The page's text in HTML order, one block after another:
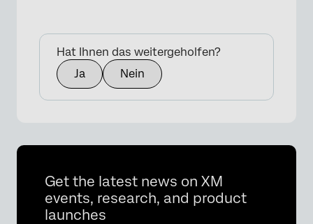
Hat Ihnen das weitergeholfen?
Ja
Nein
Get the latest news on XM
events, research, and product
launches